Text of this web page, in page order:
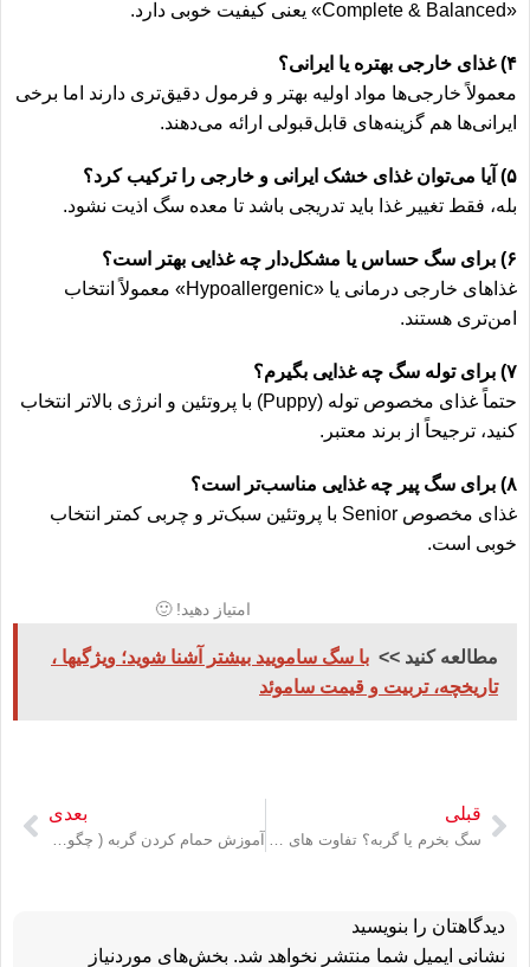
«Complete & Balanced» یعنی کیفیت خوبی دارد.
۴) غذای خارجی بهتره یا ایرانی؟
معمولاً خارجی‌ها مواد اولیه بهتر و فرمول دقیق‌تری دارند اما برخی
ایرانی‌ها هم گزینه‌های قابل‌قبولی ارائه می‌دهند.
۵) آیا می‌توان غذای خشک ایرانی و خارجی را ترکیب کرد؟
بله، فقط تغییر غذا باید تدریجی باشد تا معده سگ اذیت نشود.
۶) برای سگ حساس یا مشکل‌دار چه غذایی بهتر است؟
غذاهای خارجی درمانی یا «Hypoallergenic» معمولاً انتخاب
امن‌تری هستند.
۷) برای توله سگ چه غذایی بگیرم؟
حتماً غذای مخصوص توله (Puppy) با پروتئین و انرژی بالاتر انتخاب
کنید، ترجیحاً از برند معتبر.
۸) برای سگ پیر چه غذایی مناسب‌تر است؟
غذای مخصوص Senior با پروتئین سبک‌تر و چربی کمتر انتخاب
خوبی است.
امتیاز دهید! 🙂
مطالعه کنید >> با سگ سامویید بیشتر آشنا شوید؛ ویژگیها ،
تاریخچه، تربیت و قیمت ساموئد
قبلی
سگ بخرم یا گربه؟ تفاوت های بین سگ و گربه + هزینه نگهداری آن ها
بعدی
آموزش حمام کردن گربه ( چگونه بدون استرس گربه خود را حمام کنیم؟ )
دیدگاهتان را بنویسید
نشانی ایمیل شما منتشر نخواهد شد. بخش‌های موردنیاز